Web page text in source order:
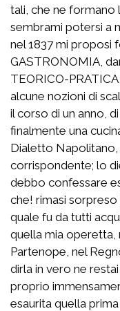
tali, che ne formano
sembrami potersi a
nel 1837 mi proposi
GASTRONOMIA,
TEORICO-
alcune nozioni di
il corso di un anno,
finalmente una
Dialetto
corrispondente; lo
debbo confessare
che! rimasi
quale fu da tutti
quella mia operetta,
Partenope, nel
dirla in vero ne
proprio
esaurita quella